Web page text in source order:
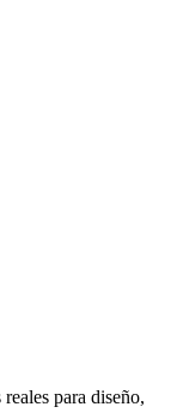
para diseño,